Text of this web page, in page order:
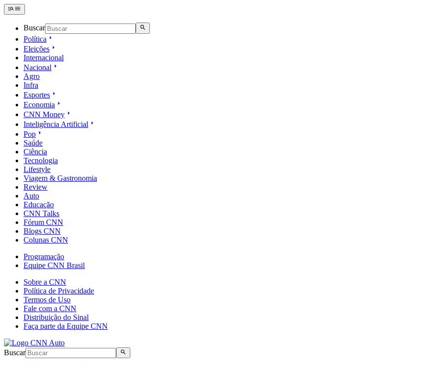
Buscar
Política
Eleições
Internacional
Nacional
Agro
Infra
Esportes
Economia
CNN Money
Inteligência Artificial
Pop
Saúde
Ciência
Tecnologia
Lifestyle
Viagem & Gastronomia
Review
Auto
Educação
CNN Talks
Fórum CNN
Blogs CNN
Colunas CNN
Programação
Equipe CNN Brasil
Sobre a CNN
Política de Privacidade
Termos de Uso
Fale com a CNN
Distribuição do Sinal
Faça parte da Equipe CNN
Buscar